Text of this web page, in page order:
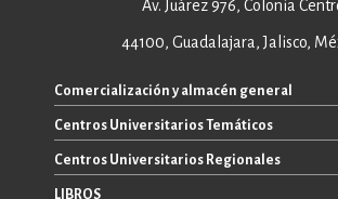
Av. Juárez 976, Colonia
44100, Guadalajara, Jalisco,
Comercialización y almacén general
+52 33 3640 6326
+52 33 3640 4595
Centros Universitarios Temáticos
CUAAD
CUCEA
Centros Universitarios Regionales
LIBROS